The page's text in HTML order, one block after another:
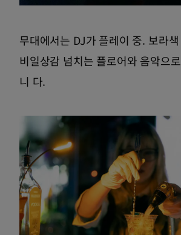
무대에서는 DJ가 플레이 중. 보라
비일상감 넘치는 플로어와 음악으
니 다.